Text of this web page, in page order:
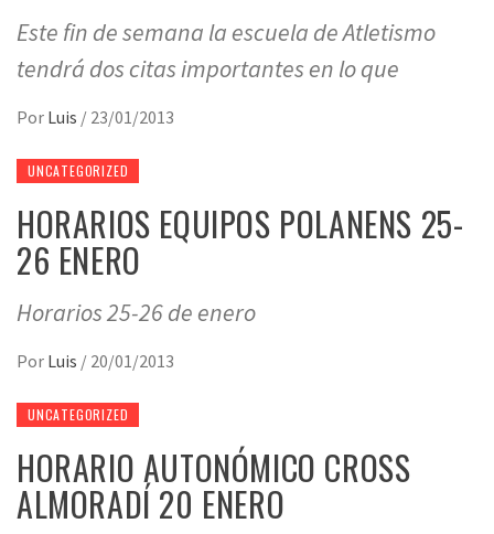
Este fin de semana la escuela de Atletismo
tendrá dos citas importantes en lo que
Por Luis / 23/01/2013
UNCATEGORIZED
HORARIOS EQUIPOS POLANENS 25-
26 ENERO
Horarios 25-26 de enero
Por Luis / 20/01/2013
UNCATEGORIZED
HORARIO AUTONÓMICO CROSS
ALMORADÍ 20 ENERO